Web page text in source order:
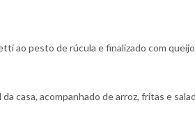
ao pesto de rúcula e finalizado com
casa, acompanhado de arroz, fritas e